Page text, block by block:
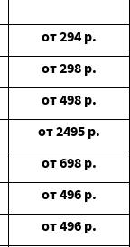
от294 р.
от298 р.
от498 р.
от2495 р.
от698 р.
от496 р.
от496 р.